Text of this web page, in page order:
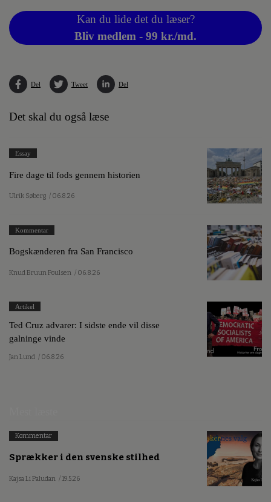
Kan du lide det du læser?
Bliv medlem - 99 kr./md.
Del Tweet Del
Det skal du også læse
Essay
Fire dage til fods gennem historien
Ulrik Søberg / 06.8.26
Kommentar
Bogskænderen fra San Francisco
Knud Bruun Poulsen / 06.8.26
Artikel
Ted Cruz advarer: I sidste ende vil disse
galninge vinde
Jan Lund / 06.8.26
Kommentar
Sprækker i den svenske stilhed
Kajsa Li Paludan / 19.5.26